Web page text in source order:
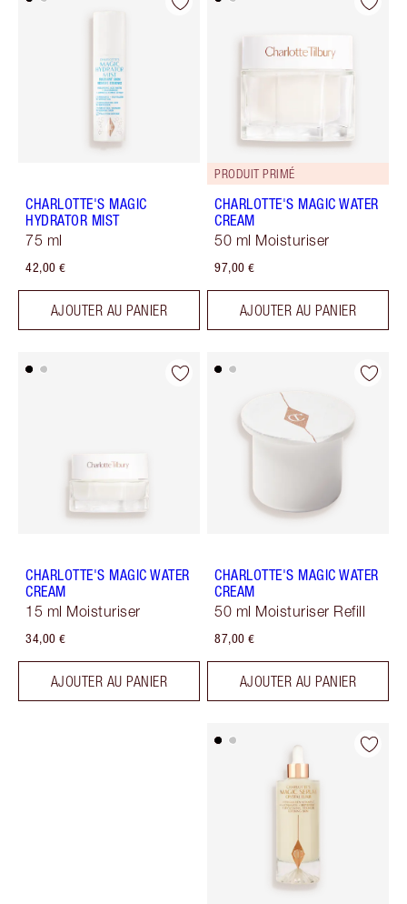
CHARLOTTE'S MAGIC
HYDRATOR MIST
75 ml
42,00 €
AJOUTER AU PANIER
PRODUIT PRIMÉ
CHARLOTTE'S MAGIC WATER
CREAM
50 ml Moisturiser
97,00 €
AJOUTER AU PANIER
CHARLOTTE'S MAGIC WATER
CREAM
15 ml Moisturiser
34,00 €
AJOUTER AU PANIER
CHARLOTTE'S MAGIC WATER
CREAM
50 ml Moisturiser Refill
87,00 €
AJOUTER AU PANIER